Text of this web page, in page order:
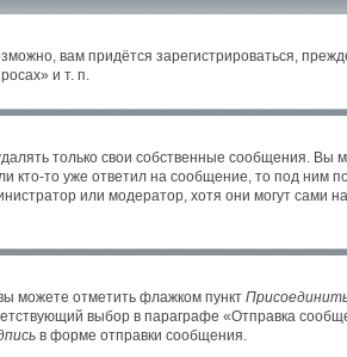
вам придётся зарегистрироваться,
и т. п.
только свои собственные сообщения. Вы
то уже ответил на сообщение, то под ним
или модератор, хотя они могут сами
можете отметить флажком пункт
выбор в параграфе «Отправка
в форме отправки сообщения.